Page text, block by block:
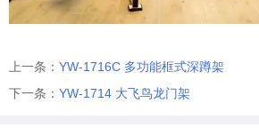
上一条： YW-1716C 多功能框式深蹲架
下一条： YW-1714 大飞鸟龙门架